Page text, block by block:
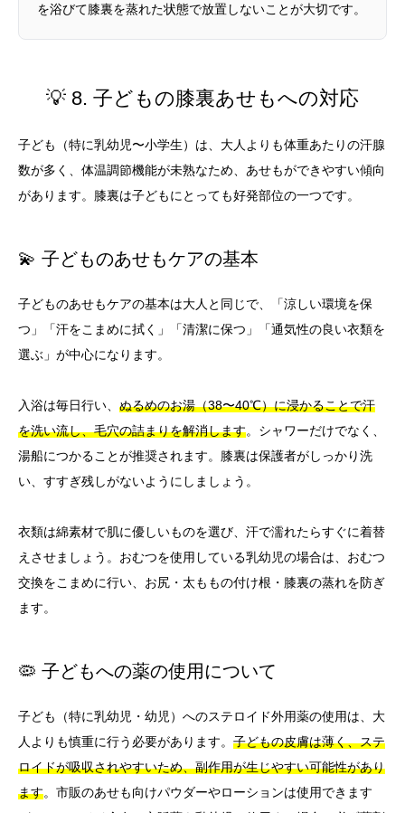
を浴びて膝裏を蒸れた状態で放置しないことが大切です。
💡 8. 子どもの膝裏あせもへの対応
子ども（特に乳幼児〜小学生）は、大人よりも体重あたりの汗腺
数が多く、体温調節機能が未熟なため、あせもができやすい傾向
があります。膝裏は子どもにとっても好発部位の一つです。
💫 子どものあせもケアの基本
子どものあせもケアの基本は大人と同じで、「涼しい環境を保
つ」「汗をこまめに拭く」「清潔に保つ」「通気性の良い衣類を
選ぶ」が中心になります。
入浴は毎日行い、 ぬるめのお湯（38〜40℃）に浸かることで汗
を洗い流し、毛穴の詰まりを解消します。シャワーだけでなく、
湯船につかることが推奨されます。膝裏は保護者がしっかり洗
い、すすぎ残しがないようにしましょう。
衣類は綿素材で肌に優しいものを選び、汗で濡れたらすぐに着替
えさせましょう。おむつを使用している乳幼児の場合は、おむつ
交換をこまめに行い、お尻・太ももの付け根・膝裏の蒸れを防ぎ
ます。
🦠 子どもへの薬の使用について
子ども（特に乳幼児・幼児）へのステロイド外用薬の使用は、大
人よりも慎重に行う必要があります。 子どもの皮膚は薄く、ステ
ロイドが吸収されやすいため、副作用が生じやすい可能性があり
ます。市販のあせも向けパウダーやローションは使用できます